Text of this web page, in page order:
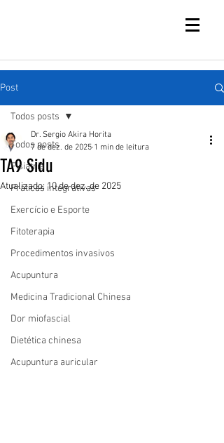
Post
Todos posts
Fisiatria
Práticas integrativas
Exercício e Esporte
Fitoterapia
Procedimentos invasivos
Acupuntura
Medicina Tradicional Chinesa
Dor miofascial
Dietética chinesa
Acupuntura auricular
Todos posts
TA9 Sidu
Dr. Sergio Akira Horita
7 de dez. de 2025 1 min de leitura
Atualizado: 10 de dez. de 2025